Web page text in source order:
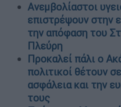
Ανεμβολίαστοι
επιστρέψουν στην
την απόφαση του
Πλεύρη
Προκαλεί πάλι ο
πολιτικοί θέτουν
ασφάλεια και την
τους